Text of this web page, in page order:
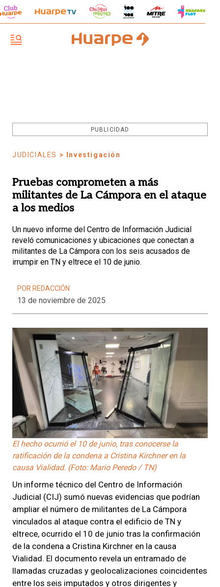
PUBLICIDAD
JUDICIALES > Investigación
Pruebas comprometen a más
militantes de La Cámpora en el ataque
a los medios
Un nuevo informe del Centro de Información Judicial
reveló comunicaciones y ubicaciones que conectan a
militantes de La Cámpora con los seis acusados de
irrumpir en TN y eltrece el 10 de junio.
POR REDACCIÓN
13 de noviembre de 2025
El hecho ocurrió el 10 de junio, tras conocerse la
ratificación de la condena a Cristina Kirchner en la
causa Vialidad. (Foto: Mario Peredo / TN)
Un informe técnico del Centro de Información
Judicial (CIJ) sumó nuevas evidencias que podrían
ampliar el número de militantes de La Cámpora
vinculados al ataque contra el edificio de TN y
eltrece, ocurrido el 10 de junio tras la confirmación
de la condena a Cristina Kirchner en la causa
Vialidad. El documento revela un entramado de
llamadas cruzadas y geolocalizaciones coincidentes
entre los seis imputados y otros dirigentes y